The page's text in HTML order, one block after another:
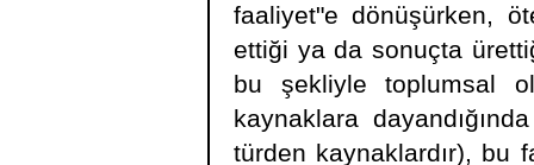
faaliyet"e dönüşürken,
ettiği ya da sonuçta
bu şekliyle toplumsal
kaynaklara
türden kaynaklardır), bu